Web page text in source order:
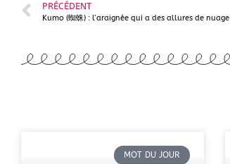
PRÉCÉDENT
Kumo (蜘蛛) : l’araignée qui a des allures de nuage
MOT DU JOUR